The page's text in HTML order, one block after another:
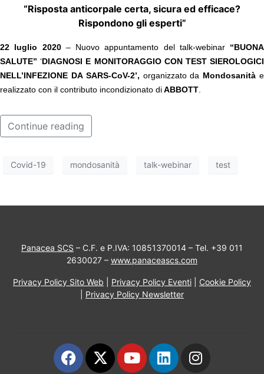
“Risposta anticorpale certa, sicura ed efficace?
Rispondono gli esperti”
22 luglio 2020– Nuovo appuntamento del talk-webinar“BUONA
SALUTE” ‘DIAGNOSI E MONITORAGGIO CON TEST SIEROLOGICI
NELL’INFEZIONE DA SARS-CoV-2’, organizzato da Mondosanità e
realizzato con il contributo incondizionato diABBOTT
Continue reading
Covid-19 mondosanità talk-webinar test
Panacea SCS – C.F. e P.IVA: 10851370014 – Tel. +39 011
2630027 – www.panaceascs.com
Privacy Policy Sito Web Privacy Policy Eventi
Cookie Policy
Privacy Policy Newsletter